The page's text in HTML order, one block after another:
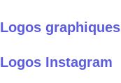
Logos graphiques
Logos Instagram